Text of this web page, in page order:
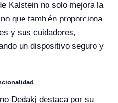
Kalstein no solo mejora la
que también proporciona
y sus cuidadores,
un dispositivo seguro y
Dedakj destaca por su